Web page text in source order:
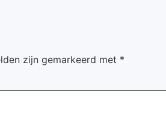
zijn gemarkeerd met *